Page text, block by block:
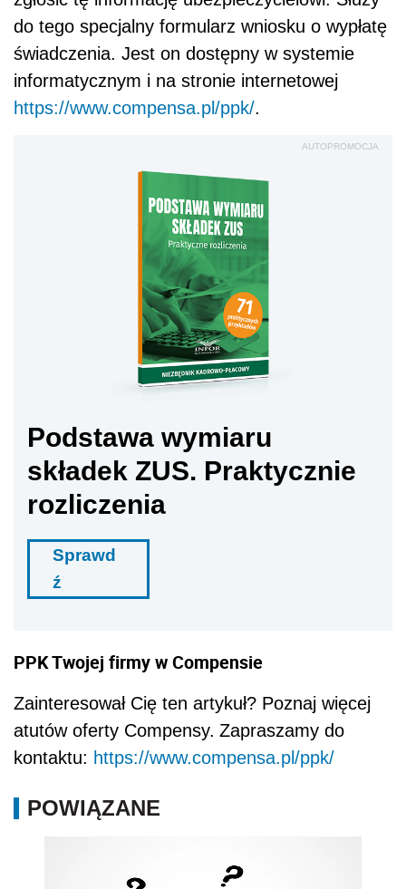
do tego specjalny formularz wniosku o wypłatę
świadczenia. Jest on dostępny w systemie
informatycznym i na stronie internetowej
https://www.compensa.pl/ppk/.
AUTOPROMOCJA
Podstawa wymiaru
składek ZUS. Praktycznie
rozliczenia
Sprawd
ź
PPK Twojej firmy w Compensie
Zainteresował Cię ten artykuł? Poznaj więcej
atutów oferty Compensy. Zapraszamy do
kontaktu: https://www.compensa.pl/ppk/
POWIĄZANE